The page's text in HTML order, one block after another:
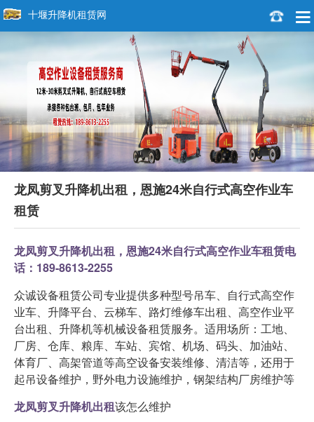
十堰升降机租赁网
龙凤剪叉升降机出租，恩施24米自行式高空作业车
租赁
龙凤剪叉升降机出租，恩施24米自行式高空作业车租赁电
话：189-8613-2255
众诚设备租赁公司专业提供多种型号吊车、自行式高空作
业车、升降平台、云梯车、路灯维修车出租、高空作业平
台出租、升降机等机械设备租赁服务。适用场所：工地、
厂房、仓库、粮库、车站、宾馆、机场、码头、加油站、
体育厂、高架管道等高空设备安装维修、清洁等，还用于
起吊设备维护，野外电力设施维护，钢架结构厂房维护等
龙凤剪叉升降机出租该怎么维护